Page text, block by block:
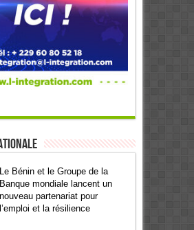
Le Bénin et le Groupe de la
Banque mondiale lancent un
nouveau partenariat pour
l’emploi et la résilience